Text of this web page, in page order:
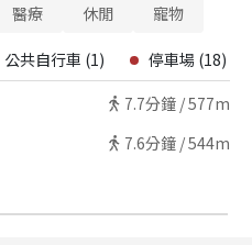
醫療 休閒 寵物
公共自行車 (1) 停車場 (18)
7.7分鐘 /577m
7.6分鐘 /544m